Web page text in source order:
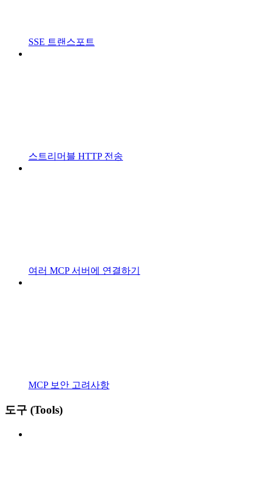
SSE 트랜스포트
스트리머블 HTTP 전송
여러 MCP 서버에 연결하기
MCP 보안 고려사항
도구 (Tools)